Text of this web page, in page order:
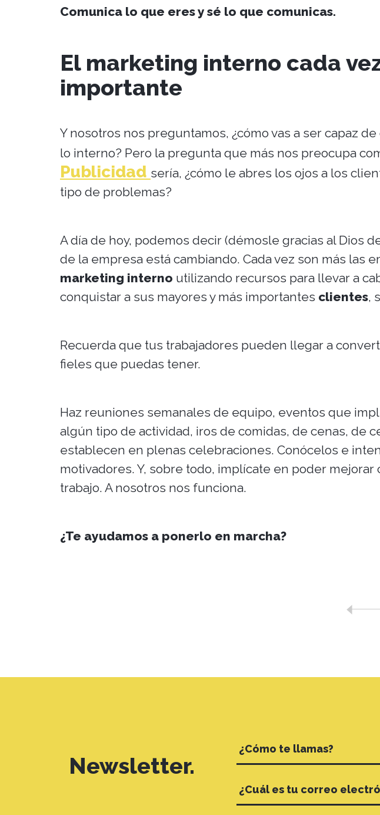
Comunica lo que eres y sé lo que comunicas.
El marketing interno cada
importante
Y nosotros nos preguntamos, ¿cómo vas a ser capaz
lo interno? Pero la pregunta que más nos preocupa
Publicidad sería, ¿cómo le abres los ojos a los
tipo de problemas?
A día de hoy, podemos decir (démosle gracias al Dios
de la empresa está cambiando. Cada vez son más las
marketing interno utilizando recursos para llevar a
conquistar a sus mayores y más importantes clientes,
Recuerda que tus trabajadores pueden llegar a
fieles que puedas tener.
Haz reuniones semanales de equipo, eventos que
algún tipo de actividad, iros de comidas, de cenas, de
establecen en plenas celebraciones. Conócelos e
motivadores. Y, sobre todo, implícate en poder
trabajo. A nosotros nos funciona.
¿Te ayudamos a ponerlo en marcha?
Newsletter.